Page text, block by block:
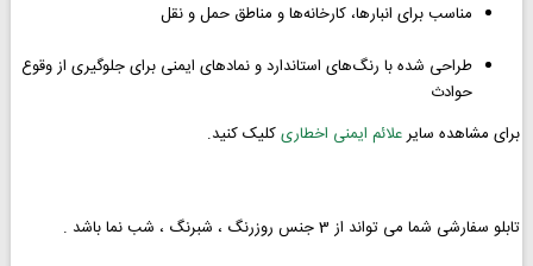
مناسب برای انبارها، کارخانه‌ها و مناطق حمل و نقل
طراحی شده با رنگ‌های استاندارد و نمادهای ایمنی برای جلوگیری از وقوع
حوادث
برای مشاهده سایرعلائم ایمنی اخطاریکلیک کنید.
تابلو سفارشی شما می تواند از 3 جنس روزرنگ ، شبرنگ ، شب نما باشد .